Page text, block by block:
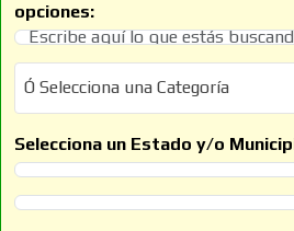
opciones:
Ó Selecciona una Categoría
Ó Selecciona una Categoría
Selecciona un Estado y/o
Selecciona un Estado
Selecciona un Municipio